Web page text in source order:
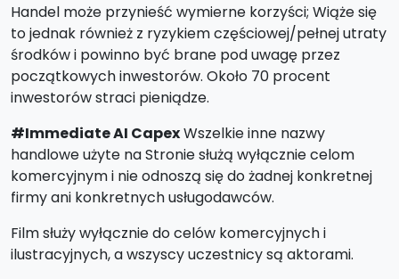
Handel może przynieść wymierne korzyści; Wiąże się
to jednak również z ryzykiem częściowej/pełnej utraty
środków i powinno być brane pod uwagę przez
początkowych inwestorów. Około 70 procent
inwestorów straci pieniądze.
#Immediate AI CapexWszelkie inne nazwy
handlowe użyte na Stronie służą wyłącznie celom
komercyjnym i nie odnoszą się do żadnej konkretnej
firmy ani konkretnych usługodawców.
Film służy wyłącznie do celów komercyjnych i
ilustracyjnych, a wszyscy uczestnicy są aktorami.